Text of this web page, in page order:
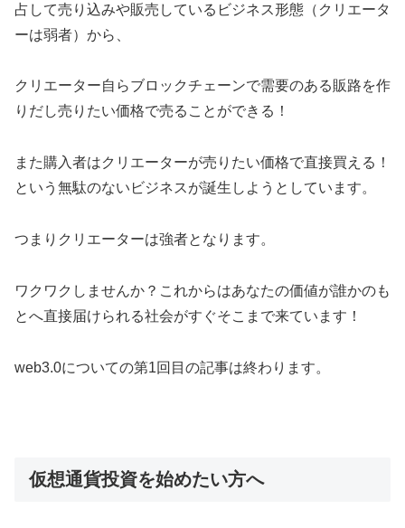
占して売り込みや販売しているビジネス形態（クリエータ
ーは弱者）から、
クリエーター自らブロックチェーンで需要のある販路を作
りだし売りたい価格で売ることができる！
また購入者はクリエーターが売りたい価格で直接買える！
という無駄のないビジネスが誕生しようとしています。
つまりクリエーターは強者となります。
ワクワクしませんか？これからはあなたの価値が誰かのも
とへ直接届けられる社会がすぐそこまで来ています！
web3.0についての第1回目の記事は終わります。
仮想通貨投資を始めたい方へ